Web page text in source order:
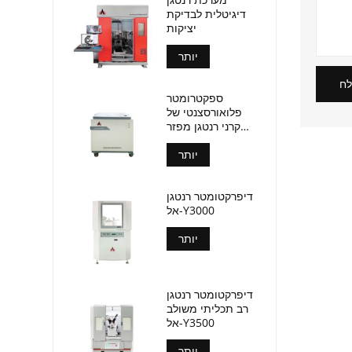
דיגיטלית לבדיקת
יציקות
יותר
ספקטרומטר
פלואורסצנטי של
קרני רנטגן מפזר
אורך גל (אל-BP-
3000)
יותר
דיפרקטומטר רנטגן
אל-Y3000
יותר
דיפרקטומטר רנטגן
רב תכליתי משולב
אל-Y3500